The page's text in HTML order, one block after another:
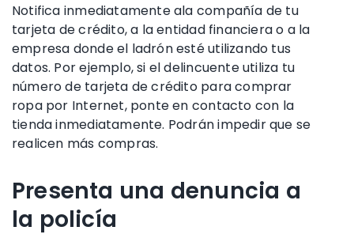
Notifica inmediatamente ala compañía de tu
tarjeta de crédito, a laentidad financierao a la
empresa donde el ladrón esté utilizando tus
datos. Por ejemplo, si el delincuente utiliza tu
número de tarjeta de créditopara comprar
ropa por Internet, ponte en contacto con la
tienda inmediatamente. Podrán impedir que se
realicen más compras.
Presenta una denuncia a
la policía